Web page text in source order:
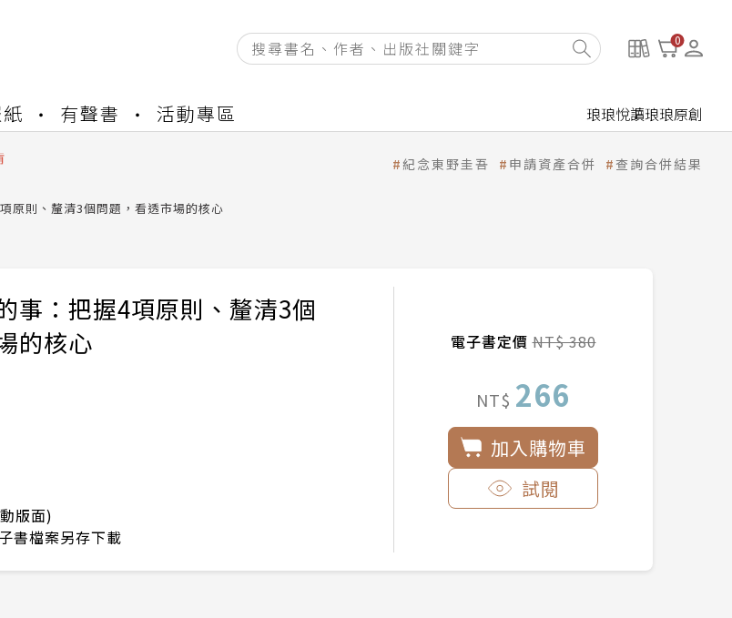
0
有聲書 活動專區 琅琅悅讀琅琅原創
部分閱讀服務
詢
部分閱讀服務
紀念東野圭吾 申請資產合併 查詢合併結果
原則、釐清3個問題，看透市場的核心
事：把握4項原則、釐清3個
的核心
版面)
書檔案另存下載
電子書定價NT$ 380
NT$ 266
加入購物車
試閱